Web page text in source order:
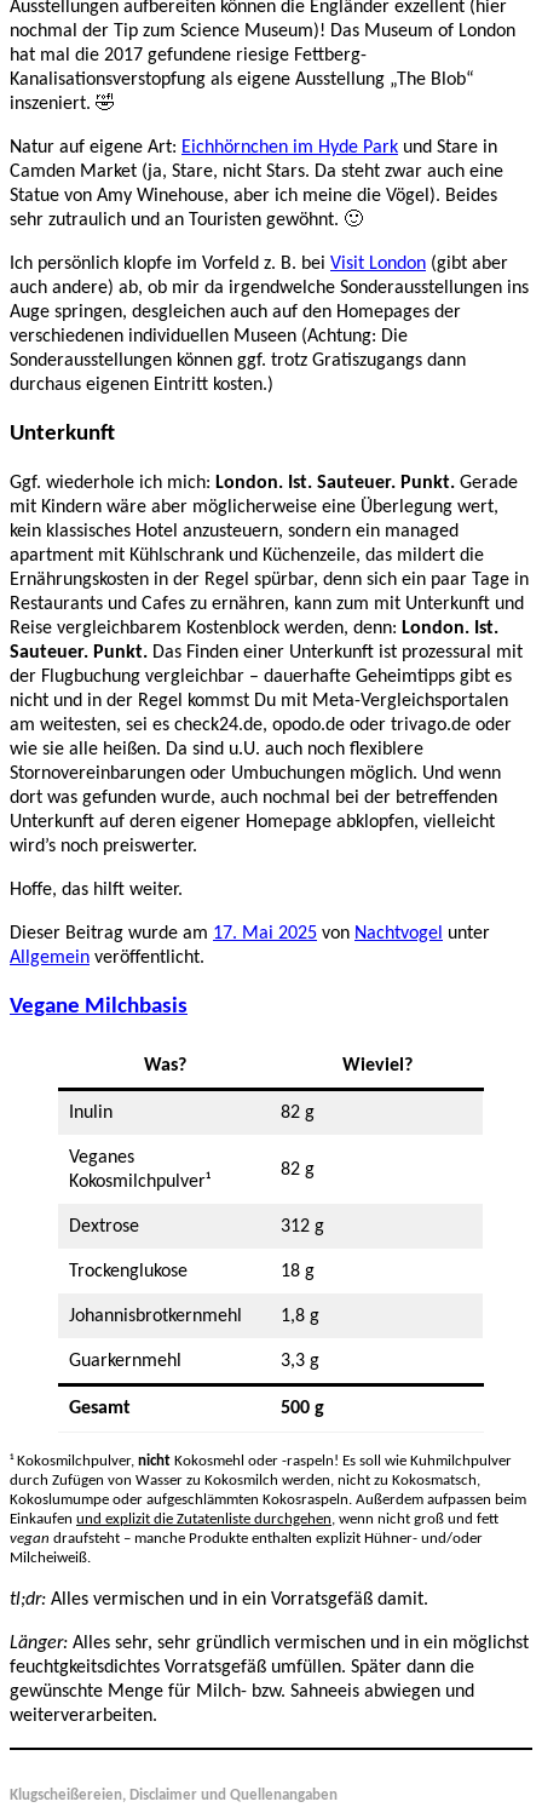
Ausstellungen aufbereiten können die Engländer exzellent (hier
nochmal der Tip zum Science Museum)! Das Museum of London
hat mal die 2017 gefundene riesige Fettberg-
Kanalisationsverstopfung als eigene Ausstellung „The Blob“
inszeniert. 🤣
Natur auf eigene Art: Eichhörnchen im Hyde Park und Stare in
Camden Market (ja, Stare, nicht Stars. Da steht zwar auch eine
Statue von Amy Winehouse, aber ich meine die Vögel). Beides
sehr zutraulich und an Touristen gewöhnt. 🙂
Ich persönlich klopfe im Vorfeld z. B. bei Visit London (gibt aber
auch andere) ab, ob mir da irgendwelche Sonderausstellungen ins
Auge springen, desgleichen auch auf den Homepages der
verschiedenen individuellen Museen (Achtung: Die
Sonderausstellungen können ggf. trotz Gratiszugangs dann
durchaus eigenen Eintritt kosten.)
Unterkunft
Ggf. wiederhole ich mich: London. Ist. Sauteuer. Punkt. Gerade
mit Kindern wäre aber möglicherweise eine Überlegung wert,
kein klassisches Hotel anzusteuern, sondern ein managed
apartment mit Kühlschrank und Küchenzeile, das mildert die
Ernährungskosten in der Regel spürbar, denn sich ein paar Tage in
Restaurants und Cafes zu ernähren, kann zum mit Unterkunft und
Reise vergleichbarem Kostenblock werden, denn: London. Ist.
Sauteuer. Punkt. Das Finden einer Unterkunft ist prozessural mit
der Flugbuchung vergleichbar – dauerhafte Geheimtipps gibt es
nicht und in der Regel kommst Du mit Meta-Vergleichsportalen
am weitesten, sei es check24.de, opodo.de oder trivago.de oder
wie sie alle heißen. Da sind u.U. auch noch flexiblere
Stornovereinbarungen oder Umbuchungen möglich. Und wenn
dort was gefunden wurde, auch nochmal bei der betreffenden
Unterkunft auf deren eigener Homepage abklopfen, vielleicht
wird’s noch preiswerter.
Hoffe, das hilft weiter.
Dieser Beitrag wurde am 17. Mai 2025 von Nachtvogel unter
Allgemein veröffentlicht.
Vegane Milchbasis
Was? Wieviel?
Inulin 82 g
Veganes
Kokosmilchpulver¹
82 g
Dextrose 312 g
Trockenglukose 18 g
Johannisbrotkernmehl 1,8 g
Guarkernmehl 3,3 g
Gesamt 500 g
¹ Kokosmilchpulver, nicht Kokosmehl oder -raspeln! Es soll wie Kuhmilchpulver
durch Zufügen von Wasser zu Kokosmilch werden, nicht zu Kokosmatsch,
Kokoslumumpe oder aufgeschlämmten Kokosraspeln. Außerdem aufpassen beim
Einkaufen und explizit die Zutatenliste durchgehen, wenn nicht groß und fett
vegan draufsteht – manche Produkte enthalten explizit Hühner- und/oder
Milcheiweiß.
tl;dr: Alles vermischen und in ein Vorratsgefäß damit.
Länger: Alles sehr, sehr gründlich vermischen und in ein möglichst
feuchtgkeitsdichtes Vorratsgefäß umfüllen. Später dann die
gewünschte Menge für Milch- bzw. Sahneeis abwiegen und
weiterverarbeiten.
Klugscheißereien, Disclaimer und Quellenangaben